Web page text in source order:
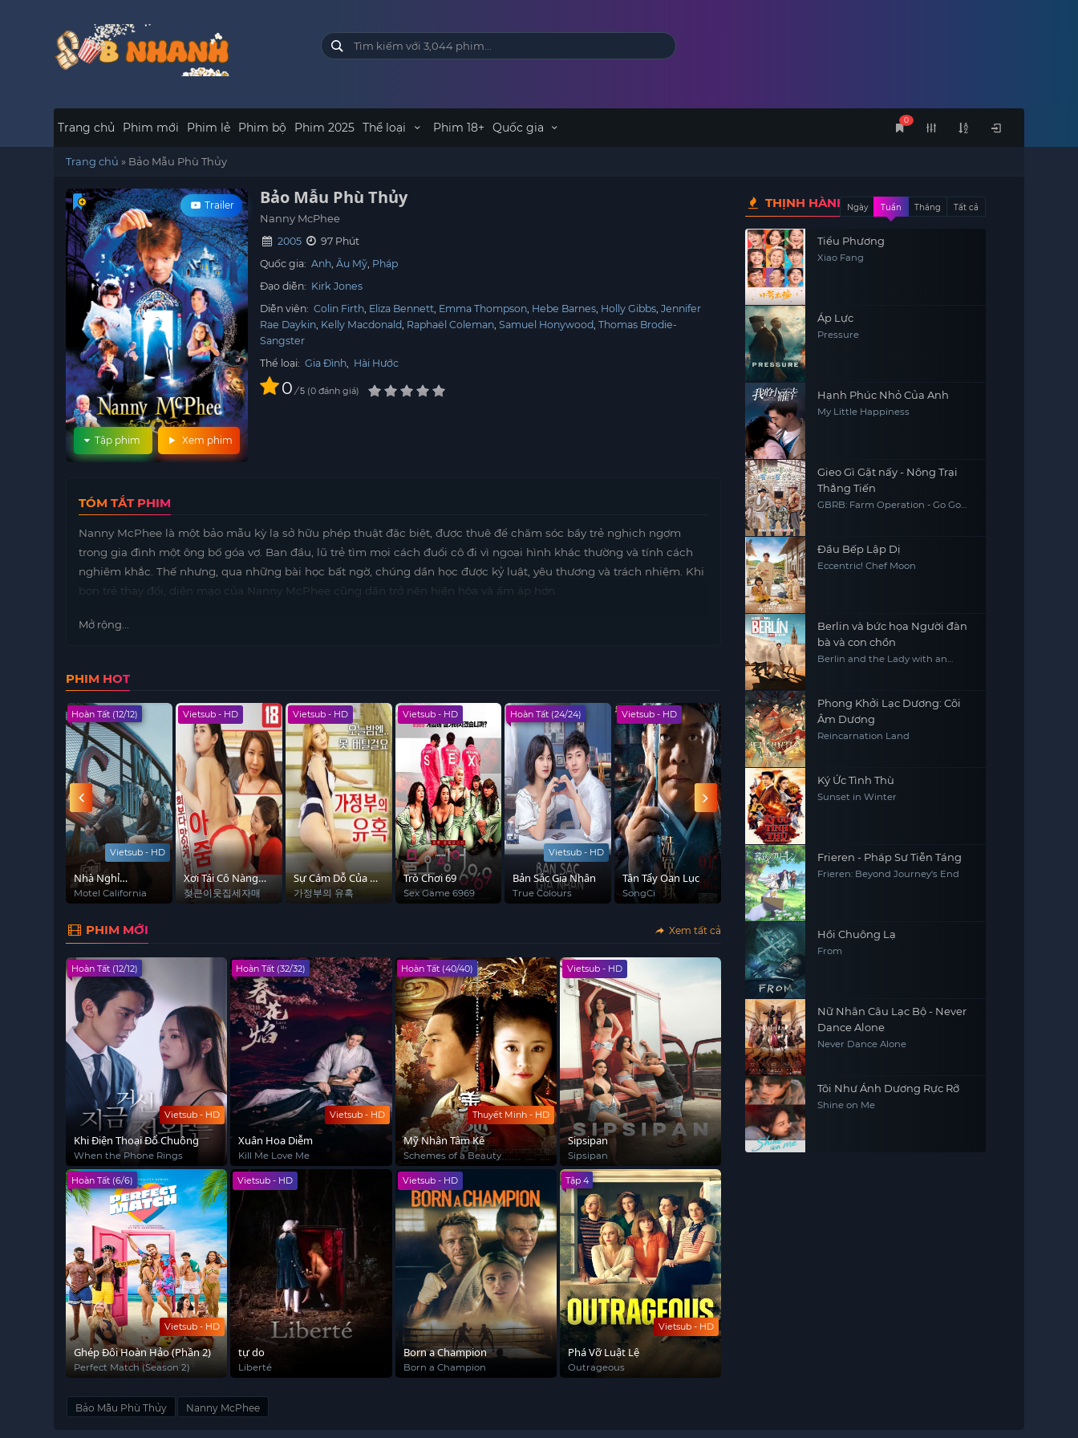
0
Trang chủ Phim mới Phim lẻ Phim bộ Phim 2025 Thể loại Phim 18+ Quốc gia
Trang chủ » Bảo Mẫu Phù Thủy
Trailer
Xem phim
Tập phim
Bảo Mẫu Phù Thủy
Nanny McPhee
2005
97 Phút
Quốc gia: Anh Âu Mỹ Pháp
Đạo diễn: Kirk Jones
Diễn viên: Colin Firth Eliza Bennett Emma Thompson Hebe Barnes Holly Gibbs Jennifer
Rae Daykin Kelly Macdonald Raphaël Coleman Samuel Honywood Thomas Brodie-
Sangster
Thể loại: Gia Đình, Hài Hước
0 / 5 0 đánh giá
TÓM TẮT PHIM
Nanny McPhee là một bảo mẫu kỳ lạ sở hữu phép thuật đặc biệt, được thuê để chăm sóc bầy trẻ nghịch ngợm
trong gia đình một ông bố góa vợ. Ban đầu, lũ trẻ tìm mọi cách đuổi cô đi vì ngoại hình khác thường và tính cách
nghiêm khắc. Thế nhưng, qua những bài học bất ngờ, chúng dần học được kỷ luật, yêu thương và trách nhiệm. Khi
bọn trẻ thay đổi, diện mạo của Nanny McPhee cũng dần trở nên hiền hòa và ấm áp hơn.
Mở rộng...
PHIM HOT
Vietsub - HD
Hoàn Tất (12/12)
Nhà Nghỉ
California
Motel California
Vietsub - HD
Xơi Tái Cô Nàng
Azumi Xinh Đẹp
젖큰이웃집세자매
Vietsub - HD
Sự Cám Dỗ Của Cô
Hầu Gái
가정부의 유혹
Vietsub - HD
Trò Chơi 69
Sex Game 6969
Vietsub - HD
Hoàn Tất (24/24)
Bản Sắc Gia Nhân
True Colours
Vietsub - HD
Tân Tẩy Oan Lục
SongCi
Vietsub - HD
Hoàn Tất (6/6)
Ký sinh thú: Vùng
xám
Parasyte: The
Grey
Vietsub - HD
Huấn Luyện Em
Castlevania (Phần
PHIM MỚI Xem tất cả
Vietsub - HD
Hoàn Tất (12/12)
Khi Điện Thoại Đổ Chuông
When the Phone Rings
Vietsub - HD
Hoàn Tất (32/32)
Xuân Hoa Diễm
Kill Me Love Me
Thuyết Minh - HD
Hoàn Tất (40/40)
Mỹ Nhân Tâm Kế
Schemes of a Beauty
Vietsub - HD
Sipsipan
Sipsipan
Vietsub - HD
Hoàn Tất (6/6)
Ghép Đôi Hoàn Hảo (Phần 2)
Perfect Match (Season 2)
Vietsub - HD
tự do
Liberté
Vietsub - HD
Born a Champion
Born a Champion
Vietsub - HD
Tập 4
Phá Vỡ Luật Lệ
Outrageous
Bảo Mẫu Phù Thủy Nanny McPhee
THỊNH HÀNHNgày Tuần Tháng Tất cả
Tiểu Phương
Xiao Fang
Áp Lực
Pressure
Hạnh Phúc Nhỏ Của Anh
My Little Happiness
Gieo Gì Gặt nấy - Nông Trại
Thẳng Tiến
GBRB: Farm Operation - Go Go
Đầu Bếp Lập Dị
Eccentric! Chef Moon
Berlin và bức họa Người đàn
bà và con chồn
Berlin and the Lady with an
Phong Khởi Lạc Dương: Cõi
Âm Dương
Reincarnation Land
Ký Ức Tình Thù
Sunset in Winter
Frieren - Pháp Sư Tiễn Táng
Frieren: Beyond Journey's End
Hồi Chuông Lạ
From
Nữ Nhân Câu Lạc Bộ - Never
Dance Alone
Never Dance Alone
Tôi Như Ánh Dương Rực Rỡ
Shine on Me